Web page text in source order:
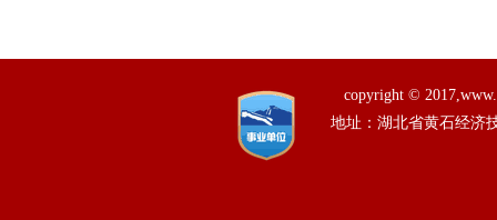
copyright ©
地址：湖北省黄石经济